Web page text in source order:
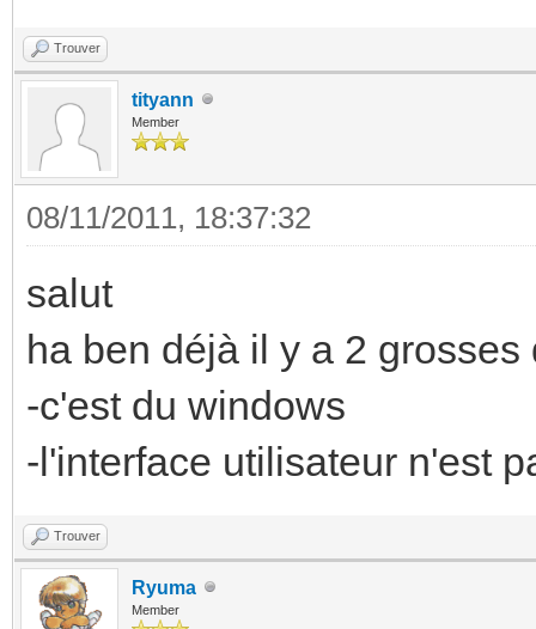
Trouver
tityann
Member
08/11/2011, 18:37:32
salut
ha ben déjà il y a 2 grosses
-c'est du windows
-l'interface utilisateur n'est
Trouver
Ryuma
Member